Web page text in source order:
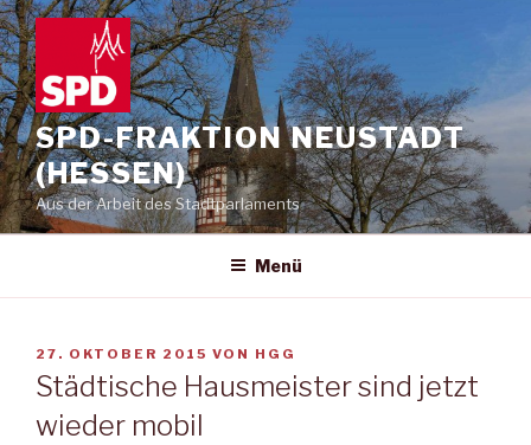
Zum
Inhalt
springen
SPD-FRAKTION NEUSTADT
(HESSEN)
Aus der Arbeit des Stadtparlaments
Menü
VERÖFFENTLICHT
AM
27. OKTOBER 2015 VON HGG
Städtische Hausmeister sind jetzt
wieder mobil